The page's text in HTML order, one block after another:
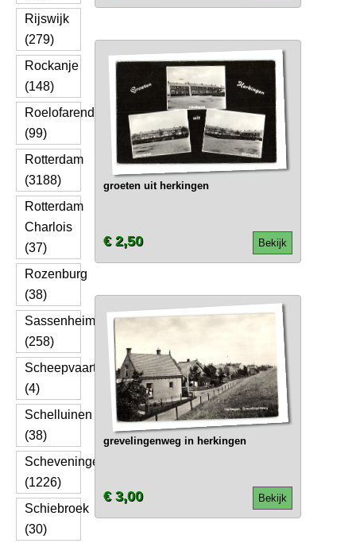
Rijswijk
(279)
Rockanje
(148)
Roelofarendsveen
(99)
Rotterdam
(3188)
Rotterdam
Charlois
(37)
Rozenburg
(38)
Sassenheim
(258)
Scheepvaart
(4)
Schelluinen
(38)
Scheveningen
(1226)
Schiebroek
(30)
groeten uit herkingen
Bekijk
€ 2,50
grevelingenweg in herkingen
Bekijk
€ 3,00